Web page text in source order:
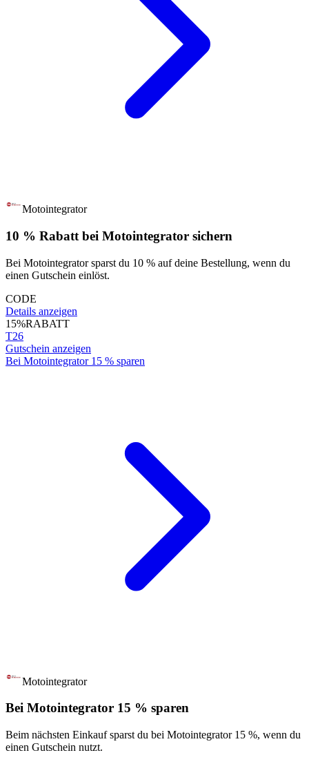
Motointegrator
10 % Rabatt bei Motointegrator sichern
Bei Motointegrator sparst du 10 % auf deine Bestellung, wenn du
einen Gutschein einlöst.
CODE
Details anzeigen
15%RABATT
T26
Gutschein anzeigen
Bei Motointegrator 15 % sparen
Motointegrator
Bei Motointegrator 15 % sparen
Beim nächsten Einkauf sparst du bei Motointegrator 15 %, wenn du
einen Gutschein nutzt.